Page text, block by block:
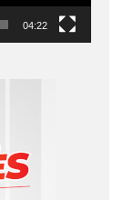
04:22